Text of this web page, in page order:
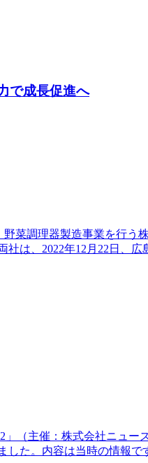
で成長促進へ
菜調理器製造事業を行う
は、2022年12月22日、
（主催：株式会社ニュ
た。内容は当時の情報